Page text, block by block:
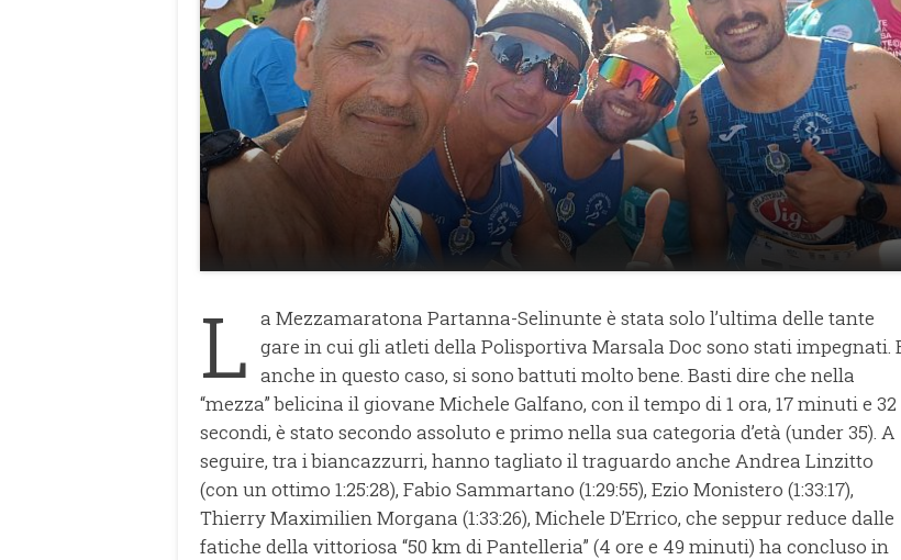
L a Mezzamaratona Partanna-Selinunte è stata solo l’ultima delle tante
gare in cui gli atleti della Polisportiva Marsala Doc sono stati impegnati.
anche in questo caso, si sono battuti molto bene. Basti dire che nella
“mezza” belicina il giovane Michele Galfano, con il tempo di 1 ora, 17 minuti e 32
secondi, è stato secondo assoluto e primo nella sua categoria d’età (under 35). A
seguire, tra i biancazzurri, hanno tagliato il traguardo anche Andrea Linzitto
(con un ottimo 1:25:28), Fabio Sammartano (1:29:55), Ezio Monistero (1:33:17),
Thierry Maximilien Morgana (1:33:26), Michele D’Errico, che seppur reduce dalle
fatiche della vittoriosa “50 km di Pantelleria” (4 ore e 49 minuti) ha concluso in